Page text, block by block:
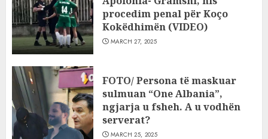
procedim penal për Koço
Kokëdhimën (VIDEO)
MARCH 27, 2025
FOTO/ Persona të maskuar
sulmuan “One Albania”,
ngjarja u fsheh. A u vodhën
serverat?
MARCH 25, 2025